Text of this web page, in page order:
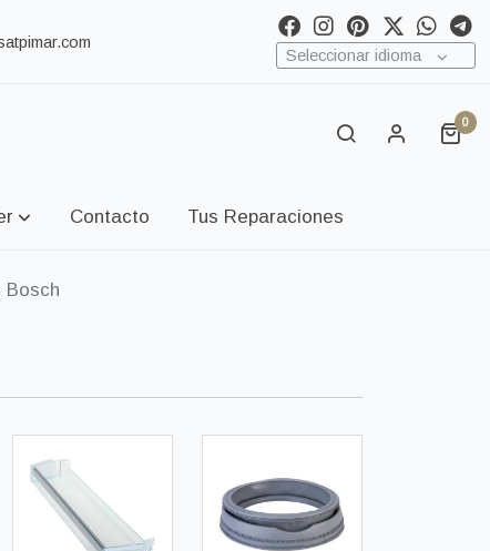
Seleccionar idioma
0
Contacto Tus Reparaciones
Bosch